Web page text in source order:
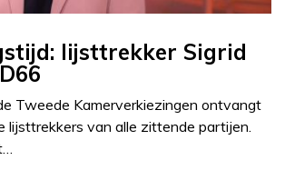
lijsttrekker Sigrid
Tweede Kamerverkiezingen ontvangt
lijsttrekkers van alle zittende partijen.